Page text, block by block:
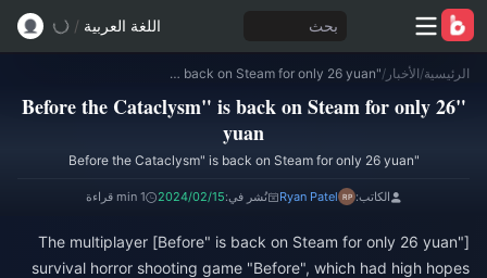
بحث اللغة العربية /
الرئيسية/الأخبار /
"Before the Cataclysm" is back on Steam for only 26 yuan
"Before the Cataclysm" is back on Steam for only 26
yuan
"Before the Cataclysm" is back on Steam for only 26 yuan
الكاتب: Ryan Patel نُشر في:2024/02/15 1 min قراءة
["Before" is back on Steam for only 26 yuan] The multiplayer
survival horror shooting game "Before", which had high hopes